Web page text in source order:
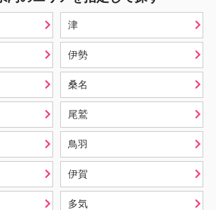
津
伊勢
桑名
尾鷲
鳥羽
伊賀
多気